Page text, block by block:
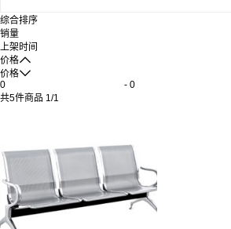
综合排序
销量
上架时间
价格
价格
-
共5件商品 1/1